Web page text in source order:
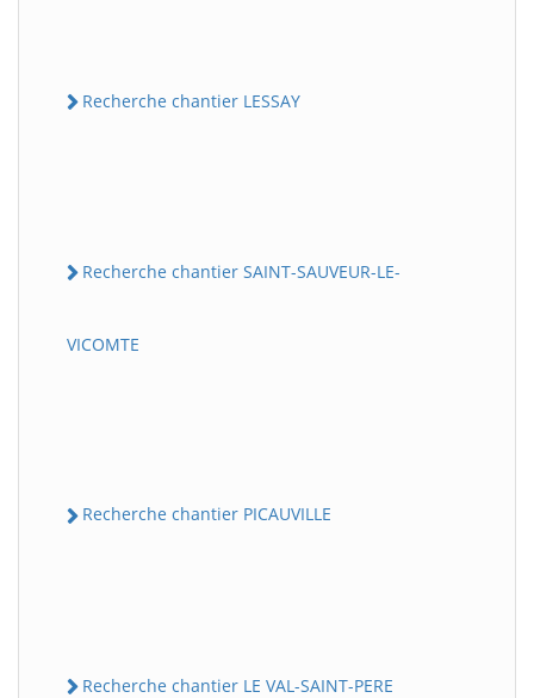
Recherche chantier LESSAY
Recherche chantier SAINT-SAUVEUR-LE-
VICOMTE
Recherche chantier PICAUVILLE
Recherche chantier LE VAL-SAINT-PERE